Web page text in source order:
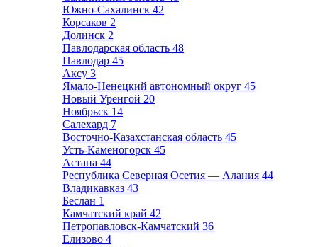
Южно-Сахалинск 42
Корсаков 2
Долинск 2
Павлодарская область 48
Павлодар 45
Аксу 3
Ямало-Ненецкий автономный округ 45
Новый Уренгой 20
Ноябрьск 14
Салехард 7
Восточно-Казахстанская область 45
Усть-Каменогорск 45
Астана 44
Республика Северная Осетия — Алания 44
Владикавказ 43
Беслан 1
Камчатский край 42
Петропавловск-Камчатский 36
Елизово 4